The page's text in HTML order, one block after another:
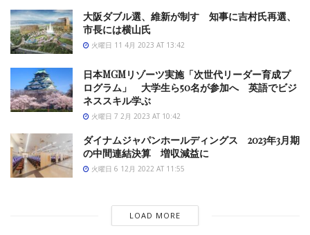
大阪ダブル選、維新が制す 知事に吉村氏再選、
市長には横山氏
火曜日 11 4月 2023 AT 13:42
日本MGMリゾーツ実施「次世代リーダー育成プ
ログラム」 大学生ら50名が参加へ 英語でビジ
ネススキル学ぶ
火曜日 7 2月 2023 AT 10:42
ダイナムジャパンホールディングス 2023年3月期
の中間連結決算 増収減益に
火曜日 6 12月 2022 AT 11:55
LOAD MORE